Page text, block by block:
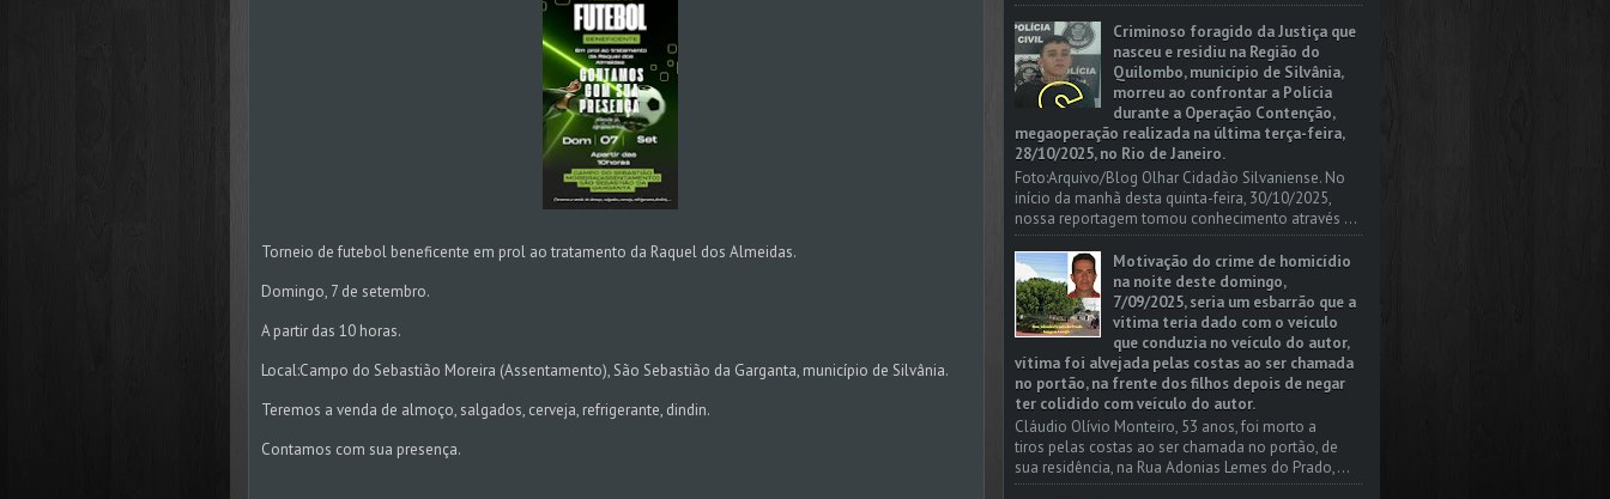
Torneio de futebol beneficente em prol ao tratamento da Raquel dos Almeidas.
Domingo, 7 de setembro.
A partir das 10 horas.
Local:Campo do Sebastião Moreira (Assentamento), São Sebastião da Garganta, município de Silvânia.
Teremos a venda de almoço, salgados, cerveja, refrigerante, dindin.
Contamos com sua presença.
Criminoso foragido da Justiça que
nasceu e residiu na Região do
Quilombo, município de Silvânia,
morreu ao confrontar a Polícia
durante a Operação Contenção,
megaoperação realizada na última terça-feira,
28/10/2025, no Rio de Janeiro.
Foto:Arquivo/Blog Olhar Cidadão Silvaniense. No
início da manhã desta quinta-feira, 30/10/2025,
nossa reportagem tomou conhecimento através ...
Motivação do crime de homicídio
na noite deste domingo,
7/09/2025, seria um esbarrão que a
vitima teria dado com o veículo
que conduzia no veículo do autor,
vítima foi alvejada pelas costas ao ser chamada
no portão, na frente dos filhos depois de negar
ter colidido com veículo do autor.
Cláudio Olívio Monteiro, 53 anos, foi morto a
tiros pelas costas ao ser chamada no portão, de
sua residência, na Rua Adonias Lemes do Prado,...